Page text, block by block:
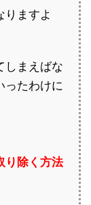
りますよ
しまえばな
ったわけに
り除く方法